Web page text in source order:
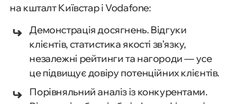
на кшталт Київстар і Vodafone:
Демонстрація досягнень. Відгуки
клієнтів, статистика якості зв’язку,
незалежні рейтинги та нагороди — усе
це підвищує довіру потенційних клієнтів.
Порівняльний аналіз із конкурентами.